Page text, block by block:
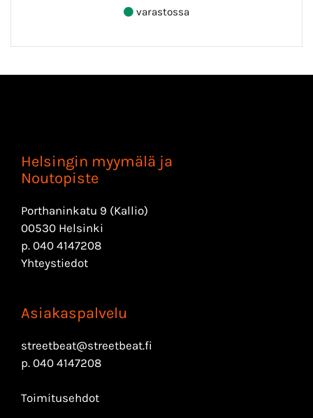
varastossa
Helsingin myymälä ja
Noutopiste
Porthaninkatu 9 (Kallio)
00530 Helsinki
p. 040 4147208
Yhteystiedot
Asiakaspalvelu
streetbeat@streetbeat.fi
p. 040 4147208
Toimitusehdot